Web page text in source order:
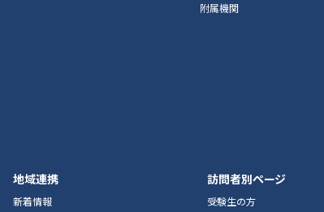
附属機関
地域連携
新着情報
訪問者別ページ
受験生の方